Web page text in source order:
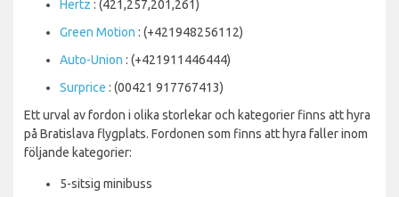
Hertz : (421,257,201,261)
Green Motion : (+421948256112)
Auto-Union : (+421911446444)
Surprice : (00421 917767413)
Ett urval av fordon i olika storlekar och kategorier finns att hyra
på Bratislava flygplats. Fordonen som finns att hyra faller inom
följande kategorier:
5-sitsig minibuss